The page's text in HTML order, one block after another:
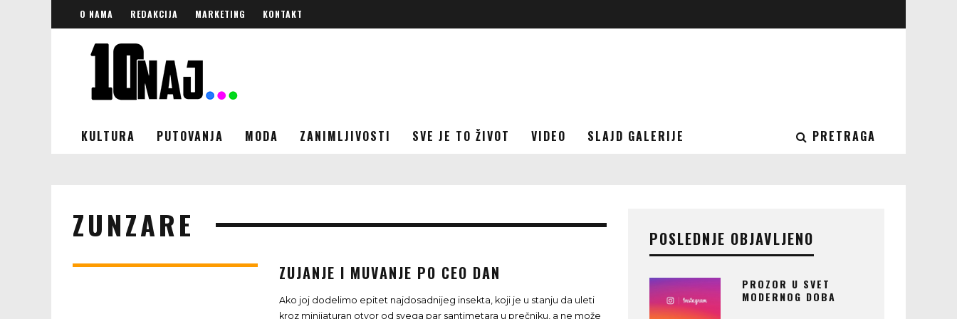
O NAMA REDAKCIJA MARKETING KONTAKT
KULTURA PUTOVANJA MODA ZANIMLJIVOSTI SVE JE TO ŽIVOT VIDEO SLAJD GALERIJE PRETRAGA
ZUNZARE
ZUJANJE I MUVANJE PO CEO DAN
Ako joj dodelimo epitet najdosadnijeg insekta, koji je u stanju da uleti
kroz minijaturan otvor od svega par santimetara u prečniku, a ne može
POSLEDNJE OBJAVLJENO
PROZOR U SVET
MODERNOG DOBA